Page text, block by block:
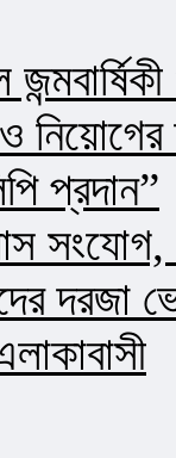
প্রদান”
দরজা